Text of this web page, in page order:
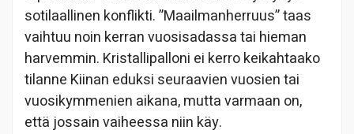
sotilaallinen konflikti. ”Maailmanherruus” taas
vaihtuu noin kerran vuosisadassa tai hieman
harvemmin. Kristallipalloni ei kerro keikahtaako
tilanne Kiinan eduksi seuraavien vuosien tai
vuosikymmenien aikana, mutta varmaan on,
että jossain vaiheessa niin käy.